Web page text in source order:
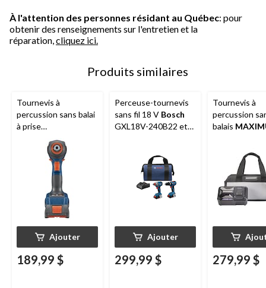
À l'attention des personnes résidant au Québec: pour
obtenir des renseignements sur l'entretien et la
réparation, cliquez ici.
Produits similaires
Tournevis à
percussion sans balai
à prise
douille/embout 2-en-
Freak, 18 V
GDX18V-1800
Ajouter
189,99 $
Perceuse-tournevis
sans fil 18 V Bosch
GXL18V-240B22 et
en-1 avec embouts et
douilles
Ajouter
299,99 $
Tournevis à
percussion
balais
279,99 $